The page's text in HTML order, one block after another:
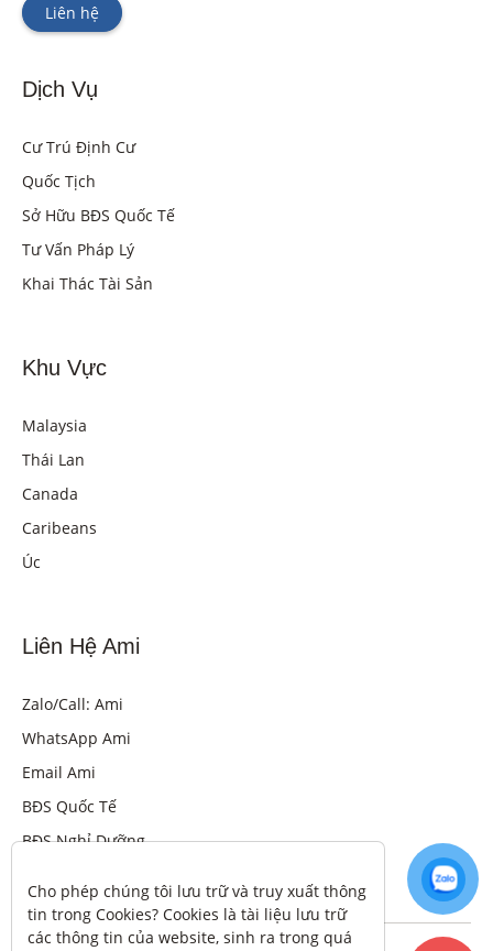
Liên hệ
Dịch Vụ
Cư Trú Định Cư
Quốc Tịch
Sở Hữu BĐS Quốc Tế
Tư Vấn Pháp Lý
Khai Thác Tài Sản
Khu Vực
Malaysia
Thái Lan
Canada
Caribeans
Úc
Liên Hệ Ami
Zalo/Call: Ami
WhatsApp Ami
Email Ami
BĐS Quốc Tế
BĐS Nghỉ Dưỡng
Cho phép chúng tôi lưu trữ và truy xuất thông
tin trong Cookies? Cookies là tài liệu lưu trữ
các thông tin của website, sinh ra trong quá